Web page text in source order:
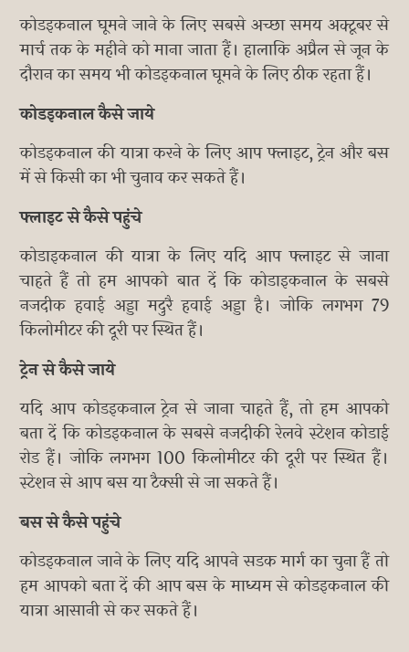
कोडइकनाल घूमने जाने के लिए सबसे अच्छा समय अक्टूबर से
मार्च तक के महीने को माना जाता हैं। हालाकि अप्रैल से जून के
दौरान का समय भी कोडइकनाल घूमने के लिए ठीक रहता हैं।
कोडइकनाल कैसे जाये
कोडइकनाल की यात्रा करने के लिए आप फ्लाइट, ट्रेन और बस
में से किसी का भी चुनाव कर सकते हैं।
फ्लाइट से कैसे पहुंचे
कोडाइकनाल की यात्रा के लिए यदि आप फ्लाइट से जाना
चाहते हैं तो हम आपको बात दें कि कोडाइकनाल के सबसे
नजदीक हवाई अड्डा मदुरै हवाई अड्डा है। जोकि लगभग 79
किलोमीटर की दूरी पर स्थित हैं।
ट्रेन से कैसे जाये
यदि आप कोडइकनाल ट्रेन से जाना चाहते हैं, तो हम आपको
बता दें कि कोडइकनाल के सबसे नजदीकी रेलवे स्टेशन कोडाई
रोड हैं। जोकि लगभग 100 किलोमीटर की दूरी पर स्थित हैं।
स्टेशन से आप बस या टैक्सी से जा सकते हैं।
बस से कैसे पहुंचे
कोडइकनाल जाने के लिए यदि आपने सडक मार्ग का चुना हैं तो
हम आपको बता दें की आप बस के माध्यम से कोडइकनाल की
यात्रा आसानी से कर सकते हैं।